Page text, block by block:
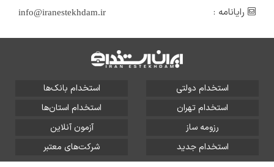
رایانامه :
info@iranestekhdam.ir
استخدام دولتی
استخدام بانک‌ها
استخدام تهران
استخدام استان‌ها
رزومه ساز
آزمون آنلاین
استخدام جدید
شرکت‌های معتبر